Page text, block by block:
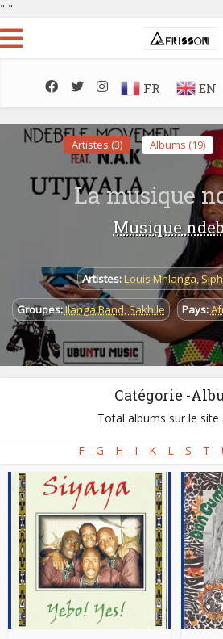
" "
FR EN
Artistes (3) Albums (19)
La musique
Musique
Artistes: Louis Mhlanga,
Groupes:Ilanga Band,Sakhile Pays:
Catégorie -
Total albums sur le site
F G H I K L S T